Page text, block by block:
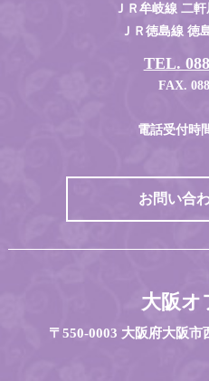
ＪＲ牟岐線 二
ＪＲ徳島線 徳
TEL.
FAX.
電話受付時
お問い合
大阪オ
〒550-0003 大阪府大阪市